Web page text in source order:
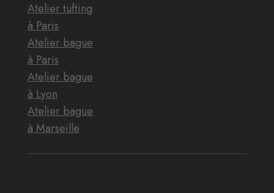
Atelier tufting
à Paris
Atelier bague
à Paris
Atelier bague
à Lyon
Atelier bague
à Marseille